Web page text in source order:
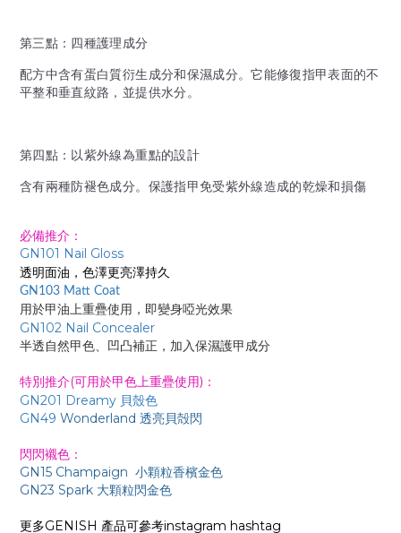
第三點：四種護理成分
配方中含有蛋白質衍生成分和保濕成分。它能修復指甲表面的不
平整和垂直紋路，並提供水分。
第四點 ： 以紫外線為重點的設計
含有兩種防褪色成分。保護指甲免受紫外線造成的乾燥和損傷
必備推介：
GN101 Nail Gloss
透明面油 ，色澤更亮澤持久
GN103 Matt Coat
用於甲油上重疊使用，即變身啞光效果
GN102 Nail Concealer
半透自然甲色、凹凸補正，加入保濕護甲成分
特別推介(可 用於甲色上重疊使用) ：
GN201 Dreamy 貝殼色
GN49 Wonderland 透亮貝殻閃
閃閃襯色 ：
GN15 Champaign 小顆粒香檳金色
GN23 Spark 大顆粒閃金色
更多GENISH 產品可參考instagram hashtag